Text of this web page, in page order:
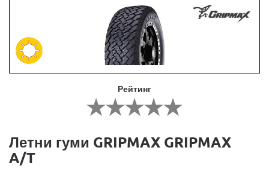
Рейтинг
Летни гуми GRIPMAX GRIPMAX
A/T